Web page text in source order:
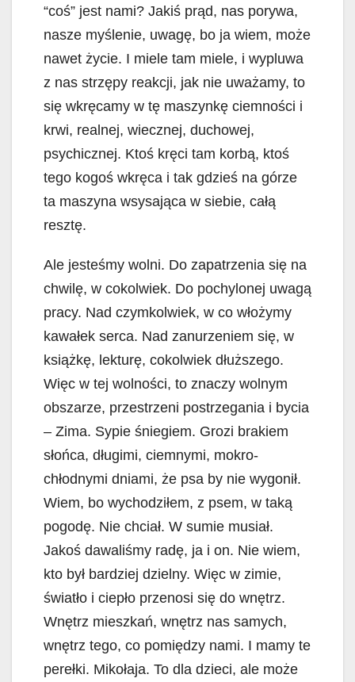
“coś” jest nami? Jakiś prąd, nas porywa,
nasze myślenie, uwagę, bo ja wiem, może
nawet życie. I miele tam miele, i wypluwa
z nas strzępy reakcji, jak nie uważamy, to
się wkręcamy w tę maszynkę ciemności i
krwi, realnej, wiecznej, duchowej,
psychicznej. Ktoś kręci tam korbą, ktoś
tego kogoś wkręca i tak gdzieś na górze
ta maszyna wsysająca w siebie, całą
resztę.
Ale jesteśmy wolni. Do zapatrzenia się na
chwilę, w cokolwiek. Do pochylonej uwagą
pracy. Nad czymkolwiek, w co włożymy
kawałek serca. Nad zanurzeniem się, w
książkę, lekturę, cokolwiek dłuższego.
Więc w tej wolności, to znaczy wolnym
obszarze, przestrzeni postrzegania i bycia
– Zima. Sypie śniegiem. Grozi brakiem
słońca, długimi, ciemnymi, mokro-
chłodnymi dniami, że psa by nie wygonił.
Wiem, bo wychodziłem, z psem, w taką
pogodę. Nie chciał. W sumie musiał.
Jakoś dawaliśmy radę, ja i on. Nie wiem,
kto był bardziej dzielny. Więc w zimie,
światło i ciepło przenosi się do wnętrz.
Wnętrz mieszkań, wnętrz nas samych,
wnętrz tego, co pomiędzy nami. I mamy te
perełki. Mikołaja. To dla dzieci, ale może